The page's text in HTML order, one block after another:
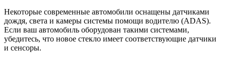
Некоторые современные автомобили оснащены датчиками
дождя, света и камеры системы помощи водителю (ADAS).
Если ваш автомобиль оборудован такими системами,
убедитесь, что новое стекло имеет соответствующие датчики
и сенсоры.